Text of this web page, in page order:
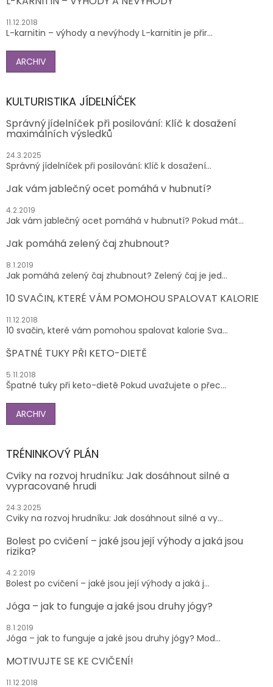
11.12.2018
L-karnitin – výhody a nevýhody L-karnitin je přir...
ARCHIV
KULTURISTIKA JÍDELNÍČEK
Správný jídelníček při posilování: Klíč k dosažení
maximálních výsledků
24.3.2025
Správný jídelníček při posilování: Klíč k dosažení...
Jak vám jablečný ocet pomáhá v hubnutí?
4.2.2019
Jak vám jablečný ocet pomáhá v hubnutí? Pokud mát...
Jak pomáhá zelený čaj zhubnout?
8.1.2019
Jak pomáhá zelený čaj zhubnout? Zelený čaj je jed...
10 SVAČIN, KTERÉ VÁM POMOHOU SPALOVAT KALORIE
11.12.2018
10 svačin, které vám pomohou spalovat kalorie Sva...
ŠPATNÉ TUKY PŘI KETO-DIETĚ
5.11.2018
Špatné tuky při keto-dietě Pokud uvažujete o přec...
ARCHIV
TRÉNINKOVÝ PLÁN
Cviky na rozvoj hrudníku: Jak dosáhnout silné a
vypracované hrudi
24.3.2025
Cviky na rozvoj hrudníku: Jak dosáhnout silné a vy...
Bolest po cvičení – jaké jsou její výhody a jaká jsou
rizika?
4.2.2019
Bolest po cvičení – jaké jsou její výhody a jaká j...
Jóga – jak to funguje a jaké jsou druhy jógy?
8.1.2019
Jóga – jak to funguje a jaké jsou druhy jógy? Mod...
MOTIVUJTE SE KE CVIČENÍ!
11.12.2018